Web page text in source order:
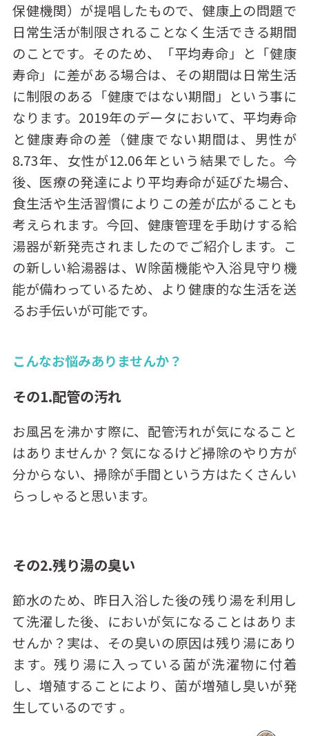
保健機関）が提唱したもので、健康上の問題で
日常生活が制限されることなく生活できる期間
のことです。そのため、「平均寿命」と「健康
寿命」に差がある場合は、その期間は日常生活
に制限のある「健康ではない期間」という事に
なります。2019年のデータにおいて、平均寿命
と健康寿命の差（健康でない期間は、男性が
8.73年、女性が12.06年という結果でした。今
後、医療の発達により平均寿命が延びた場合、
食生活や生活習慣によりこの差が広がることも
考えられます。今回、健康管理を手助けする給
湯器が新発売されましたのでご紹介します。こ
の新しい給湯器は、W除菌機能や入浴見守り機
能が備わっているため、より健康的な生活を送
るお手伝いが可能です。
こんなお悩みありませんか？
その1.配管の汚れ
お風呂を沸かす際に、配管汚れが気になること
はありませんか？気になるけど掃除のやり方が
分からない、掃除が手間という方はたくさんい
らっしゃると思います。
その2.残り湯の臭い
節水のため、昨日入浴した後の残り湯を利用し
て洗濯した後、においが気になることはありま
せんか？実は、その臭いの原因は残り湯にあり
ます。残り湯に入っている菌が洗濯物に付着
し、増殖することにより、菌が増殖し臭いが発
生しているのです 。